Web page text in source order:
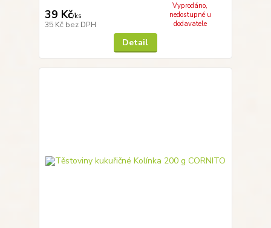
39 Kč/ks
35 Kč bez DPH
Vyprodáno,
nedostupné u
dodavatele
Detail